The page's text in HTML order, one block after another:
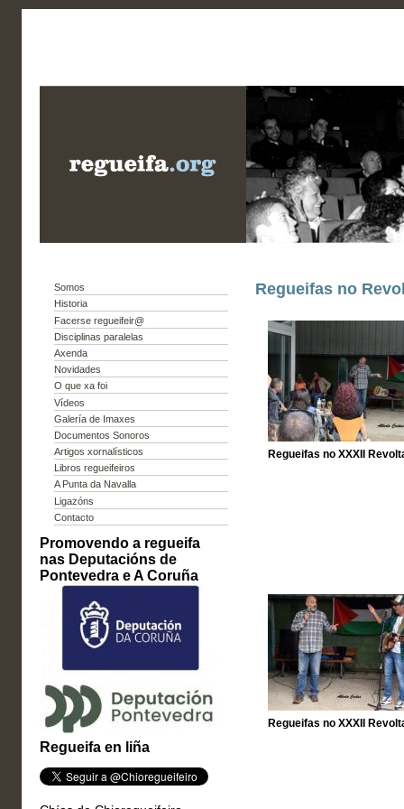
Somos
Historia
Facerse regueifeir@
Disciplinas paralelas
Axenda
Novidades
O que xa foi
Vídeos
Galería de Imaxes
Documentos Sonoros
Artigos xornalísticos
Libros regueifeiros
A Punta da Navalla
Ligazóns
Contacto
Promovendo a regueifa
nas Deputacións de
Pontevedra e A Coruña
Regueifa en liña
Regueifas no
Regueifas no XXXII
Regueifas no XXXII